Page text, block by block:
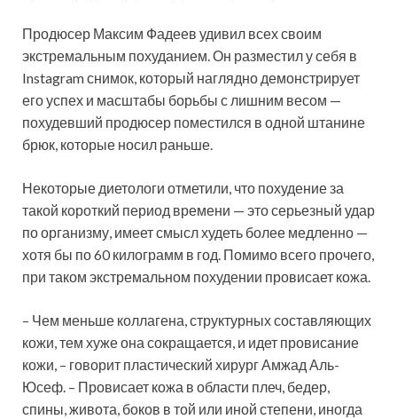
Продюсер Максим Фадеев удивил всех своим
экстремальным похуданием. Он разместил у себя в
Instagram снимок, который наглядно демонстрирует
его успех и масштабы борьбы с лишним весом —
похудевший продюсер поместился в одной штанине
брюк, которые носил раньше.
Некоторые диетологи отметили, что похудение за
такой короткий период времени — это серьезный удар
по организму, имеет смысл худеть более медленно —
хотя бы по 60 килограмм в год. Помимо всего прочего,
при таком экстремальном похудении провисает кожа.
– Чем меньше коллагена, структурных составляющих
кожи, тем хуже она сокращается, и идет провисание
кожи, – говорит пластический хирург Амжад Аль-
Юсеф. – Провисает кожа в области плеч, бедер,
спины, живота, боков в той или иной степени, иногда